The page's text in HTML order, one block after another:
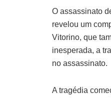
O assassinato
revelou um
Vitorino, que
inesperada, a
no assassinato.
A tragédia